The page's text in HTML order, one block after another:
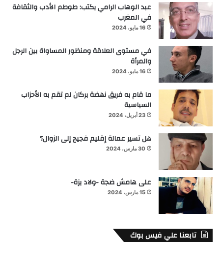
عبد الوهاب الرامي يكتب: طوطم الأدب والثقافة
في المغرب
16 مايو، 2024
في مستوى العلاقة ومنظور المساواة بين الرجل
والمرأة
16 مايو، 2024
ما قام به فريق نهضة بركان لم تقم به الأحزاب
السياسية
23 أبريل، 2024
هل تسير عمالة إقليم فجيج إلى الزوال؟
30 مارس، 2024
على هامش ضجة -ولاد يزة-
15 مارس، 2024
تابعنا علي فيس بوك